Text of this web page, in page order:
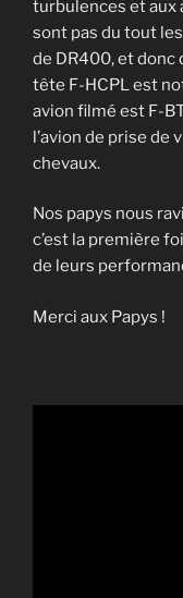
turbulences et aux
sont pas du tout
de DR400, et donc
tête F-HCPL est
avion filmé est F-
l’avion de prise de
chevaux.
Nos papys nous
c’est la première
de leurs
Merci aux Papys !